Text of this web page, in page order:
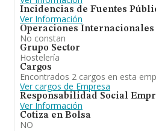
Incidencias de Fuentes
Ver Información
Operaciones Internacionales
No constan
Grupo Sector
Hostelería
Cargos
Encontrados 2 cargos en esta
Ver cargos de Empresa
Responsabilidad Social
Ver Información
Cotiza en Bolsa
NO